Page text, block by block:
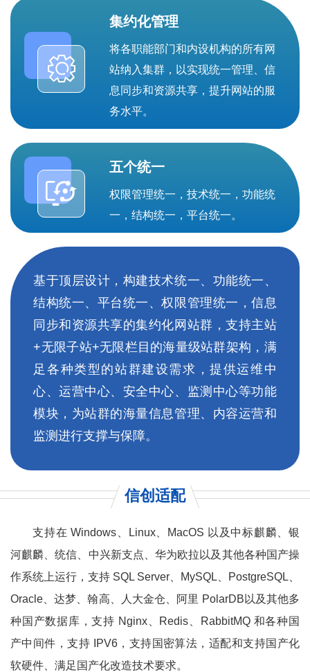
集约化管理
将各职能部门和内设机构的所有网
站纳入集群，以实现统一管理、信
息同步和资源共享，提升网站的服
务水平。
五个统一
权限管理统一，技术统一，功能统
一，结构统一，平台统一。
基于顶层设计，构建技术统一、功能统一、
结构统一、平台统一、权限管理统一，信息
同步和资源共享的集约化网站群，支持主站
+无限子站+无限栏目的海量级站群架构，满
足各种类型的站群建设需求，提供运维中
心、运营中心、安全中心、监测中心等功能
模块，为站群的海量信息管理、内容运营和
监测进行支撑与保障。
信创适配
支持在 Windows、Linux、MacOS 以及中标麒麟、银
河麒麟、统信、中兴新支点、华为欧拉以及其他各种国产操
作系统上运行，支持 SQL Server、MySQL、PostgreSQL、
Oracle、达梦、翰高、人大金仓、阿里 PolarDB以及其他多
种国产数据库，支持 Nginx、Redis、RabbitMQ 和各种国
产中间件，支持 IPV6，支持国密算法，适配和支持国产化
软硬件、满足国产化改造技术要求。